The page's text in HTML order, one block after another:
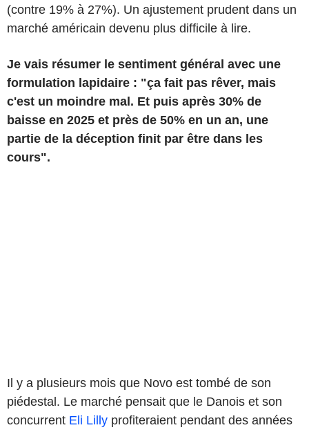
(contre 19% à 27%). Un ajustement prudent dans un
marché américain devenu plus difficile à lire.
Je vais résumer le sentiment général avec une
formulation lapidaire : "ça fait pas rêver, mais
c'est un moindre mal. Et puis après 30% de
baisse en 2025 et près de 50% en un an, une
partie de la déception finit par être dans les
cours".
Il y a plusieurs mois que Novo est tombé de son
piédestal. Le marché pensait que le Danois et son
concurrent Eli Lilly profiteraient pendant des années